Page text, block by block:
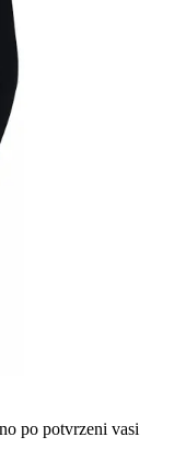
po potvrzeni vasi